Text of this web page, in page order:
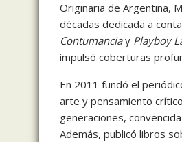
Originaria de Argentina,
décadas dedicada a
Contumanciay Playboy
impulsó coberturas
En 2011 fundó el
arte y pensamiento
generaciones,
Además, publicó libros